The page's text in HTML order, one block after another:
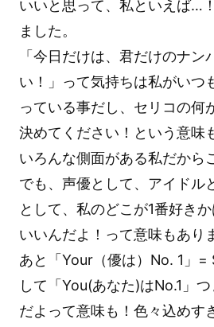
いいと思って、私といえば…
ました。
「今日だけは、君だけのナン
い！」って気持ちは私がいつ
っている事だし、セリコの何
決めてください！という意味
いろんな側面がある私だから
でも、声優として、アイドル
として、私のどこが1番好き
いいんだよ！って意味もあり
あと「Your（優は）No. 1」=
して「You(あなた)はNo.1」
だよって意味も！色々込めす